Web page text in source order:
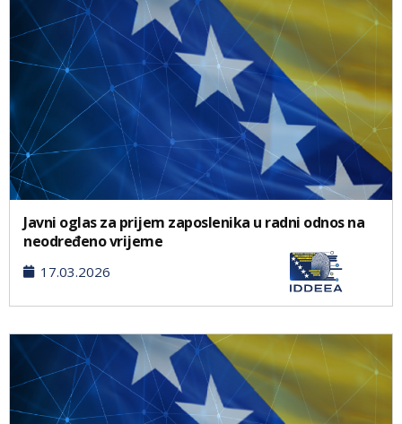
Javni oglas za prijem zaposlenika u radni odnos na
neodređeno vrijeme
17.03.2026